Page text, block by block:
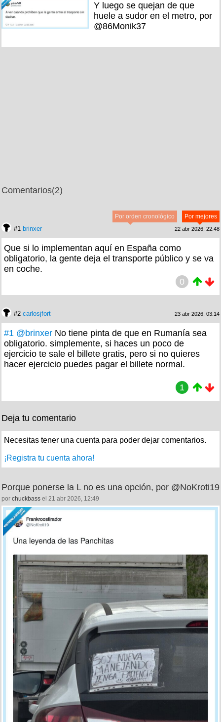
Y luego se quejan de que
huele a sudor en el metro, por
@86Monik37
Comentarios(2)
Por mejores
Por orden cronológico
#1 brinxer 22 abr 2026, 22:48
Que si lo implementan aquí en España como
obligatorio, la gente deja el transporte público y se va
en coche.
0
#2 carlosjfort 23 abr 2026, 03:14
#1 @brinxer No tiene pinta de que en Rumanía sea
obligatorio. simplemente, si haces un poco de
ejercicio te sale el billete gratis, pero si no quieres
hacer ejercicio puedes pagar el billete normal.
1
Deja tu comentario
Necesitas tener una cuenta para poder dejar comentarios.
¡Registra tu cuenta ahora!
Porque ponerse la L no es una opción, por @NoKroti19
por chuckbass el 21 abr 2026, 12:49